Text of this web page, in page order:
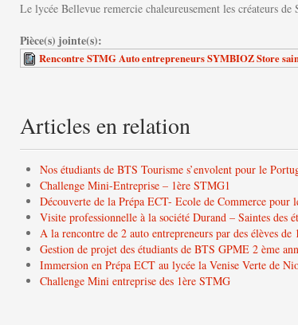
Le lycée Bellevue remercie chaleureusement les créateurs
Pièce(s) jointe(s):
Rencontre STMG Auto entrepreneurs SYMBIOZ Store
Articles en relation
Nos étudiants de BTS Tourisme s’envolent pour le
Challenge Mini-Entreprise – 1ère STMG1
Découverte de la Prépa ECT- Ecole de Commerce pour
Visite professionnelle à la société Durand – Saintes des
A la rencontre de 2 auto entrepreneurs par des élèves de
Gestion de projet des étudiants de BTS GPME 2 ème
Immersion en Prépa ECT au lycée la Venise Verte de
Challenge Mini entreprise des 1ère STMG